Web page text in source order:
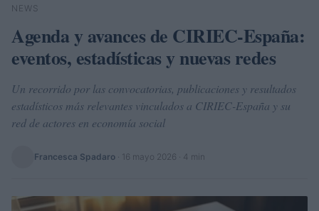
Buscar
NEWS
Agenda y avances de CIRIEC-España:
eventos, estadísticas y nuevas redes
Un recorrido por las convocatorias, publicaciones y resultados
estadísticos más relevantes vinculados a CIRIEC-España y su
red de actores en economía social
Francesca Spadaro 16 mayo 2026 · 4 min